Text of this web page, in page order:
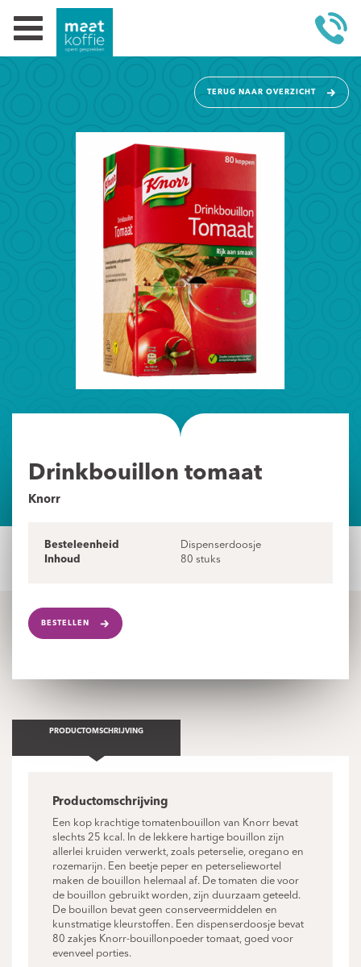
TERUG NAAR OVERZICHT
Drinkbouillon tomaat
Knorr
Besteleenheid
Inhoud
Dispenserdoosje
80 stuks
BESTELLEN
PRODUCTOMSCHRIJVING
Productomschrijving
Een kop krachtige tomatenbouillon van Knorr bevat
slechts 25 kcal. In de lekkere hartige bouillon zijn
allerlei kruiden verwerkt, zoals peterselie, oregano en
rozemarijn. Een beetje peper en peterseliewortel
maken de bouillon helemaal af. De tomaten die voor
de bouillon gebruikt worden, zijn duurzaam geteeld.
De bouillon bevat geen conserveermiddelen en
kunstmatige kleurstoffen. Een dispenserdoosje bevat
80 zakjes Knorr-bouillonpoeder tomaat, goed voor
evenveel porties.